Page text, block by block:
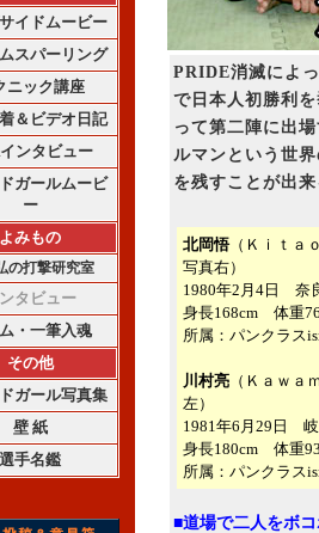
イドムービー
スパーリング
ニック講座
＆ビデオ日記
ンタビュー
ガールムービ
ー
よみもの
の打撃研究室
タビュー
・一筆入魂
その他
ガール写真集
壁 紙
選手名鑑
PRIDE消滅によ
で日本人初勝利
って第二陣に出
ルマンという世
を残すことが出
北岡悟（Ｋｉｔ
写真右）
1980年2月4日 奈
身長168cm 体重
所属：パンクラス
川村亮 （Ｋａｗ
左）
1981年6月29日
身長180cm 体重
所属：パンクラス
■道場で二人をボ